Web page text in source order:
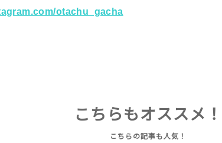
otachu_gacha
こちらもオススメ！